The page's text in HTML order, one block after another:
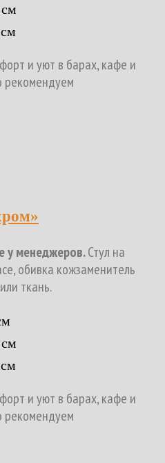
и уют в барах, кафе и
рекомендуем
у менеджеров.Стул на
обивка кожзаменитель
ткань.
и уют в барах, кафе и
рекомендуем